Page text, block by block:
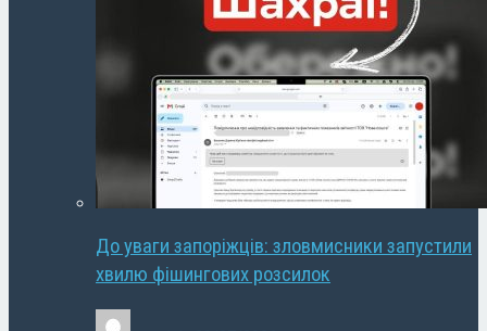
До уваги запоріжців: зловмисники запустили
хвилю фішингових розсилок